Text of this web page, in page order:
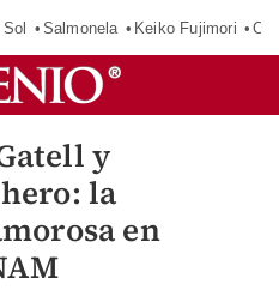
Salmonela Keiko Fujimori
y
la
en